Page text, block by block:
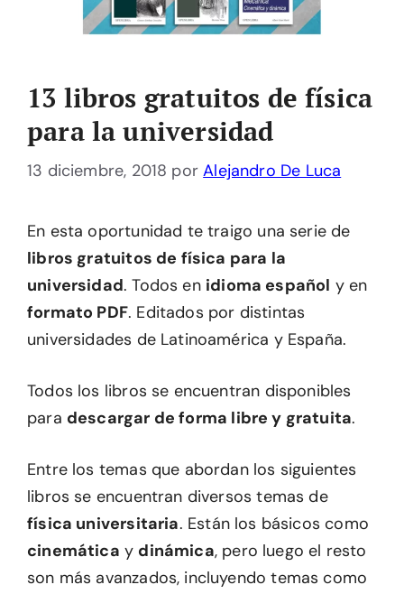
13 libros gratuitos de física
para la universidad
13 diciembre, 2018 porAlejandro De Luca
En esta oportunidad te traigo una serie de
libros gratuitos de física para la
universidad. Todos en idioma español y en
formato PDF. Editados por distintas
universidades de Latinoamérica y España.
Todos los libros se encuentran disponibles
para descargar de forma libre y gratuita.
Entre los temas que abordan los siguientes
libros se encuentran diversos temas de
física universitaria. Están los básicos como
cinemática y dinámica, pero luego el resto
son más avanzados, incluyendo temas como